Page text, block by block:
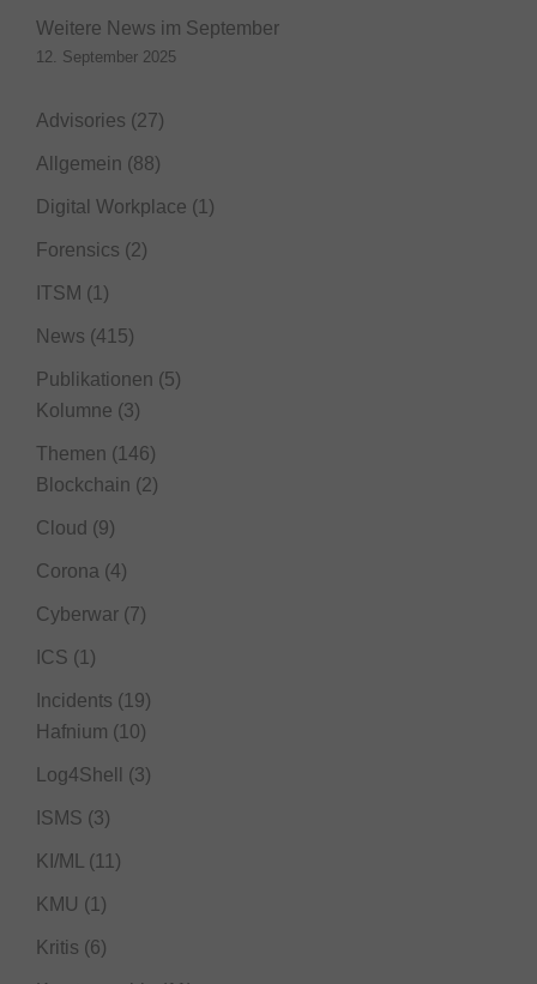
Weitere News im September
12. September 2025
Advisories (27)
Allgemein (88)
Digital Workplace (1)
Forensics (2)
ITSM (1)
News (415)
Publikationen (5)
Kolumne (3)
Themen (146)
Blockchain (2)
Cloud (9)
Corona (4)
Cyberwar (7)
ICS (1)
Incidents (19)
Hafnium (10)
Log4Shell (3)
ISMS (3)
KI/ML (11)
KMU (1)
Kritis (6)